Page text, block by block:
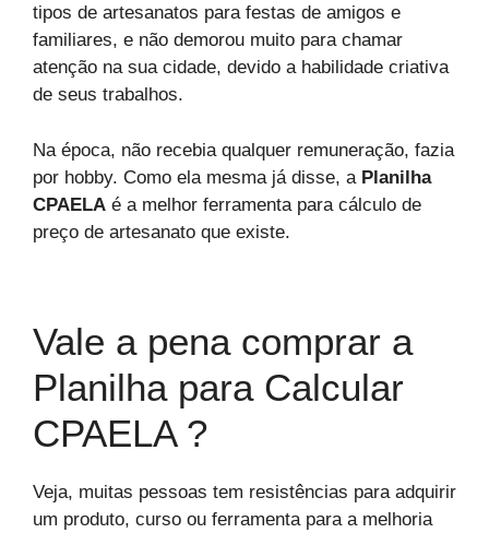
tipos de artesanatos para festas de amigos e
familiares, e não demorou muito para chamar
atenção na sua cidade, devido a habilidade criativa
de seus trabalhos.
Na época, não recebia qualquer remuneração, fazia
por hobby. Como ela mesma já disse, a Planilha
CPAELA é a melhor ferramenta para cálculo de
preço de artesanato que existe.
Vale a pena comprar a
Planilha para Calcular
CPAELA ?
Veja, muitas pessoas tem resistências para adquirir
um produto, curso ou ferramenta para a melhoria